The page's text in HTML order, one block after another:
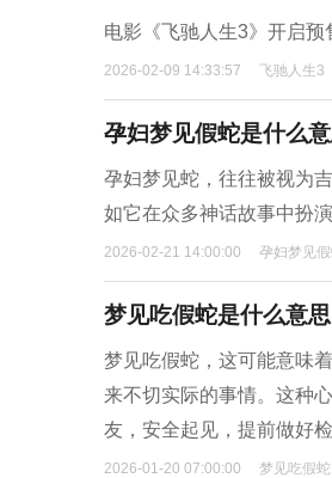
电影《飞驰人生3》开启预
2026-02-09 14:33:57 飞驰人生3
孕妇梦见假蛇是什么
孕妇梦见蛇，往往被视为
如它在众多神话故事中扮
2026-02-21 14:00:00 孕妇梦见
梦见吃假蛇是什么意思
梦见吃假蛇，这可能意味
来不切实际的事情。这种
友，安全起见，提前做好
2026-01-20 07:00:00 梦见吃假蛇